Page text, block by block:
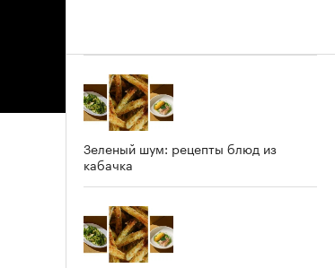
Зеленый шум: рецепты блюд из
кабачка